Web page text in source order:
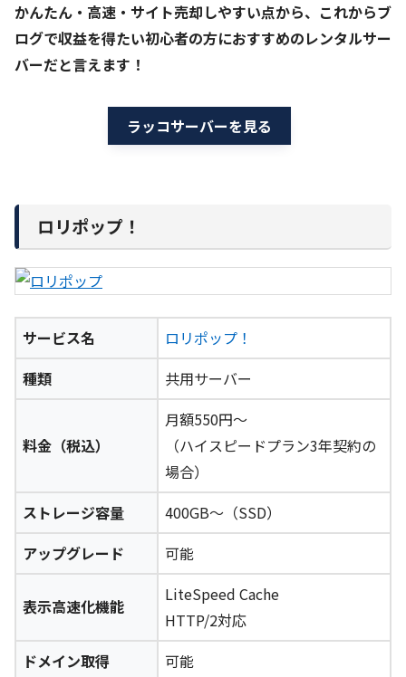
かんたん・高速・サイト売却しやすい点から、これからブ
ログで収益を得たい初心者の方におすすめのレンタルサー
バーだと言えます！
ラッコサーバーを見る
ロリポップ！
サービス名
ロリポップ！
種類
共用サーバー
料金（税込）
月額550円～
（ハイスピードプラン3年契約の
場合）
ストレージ容量
400GB～（SSD）
アップグレード
可能
表示高速化機能
LiteSpeed Cache
HTTP/2対応
ドメイン取得
可能